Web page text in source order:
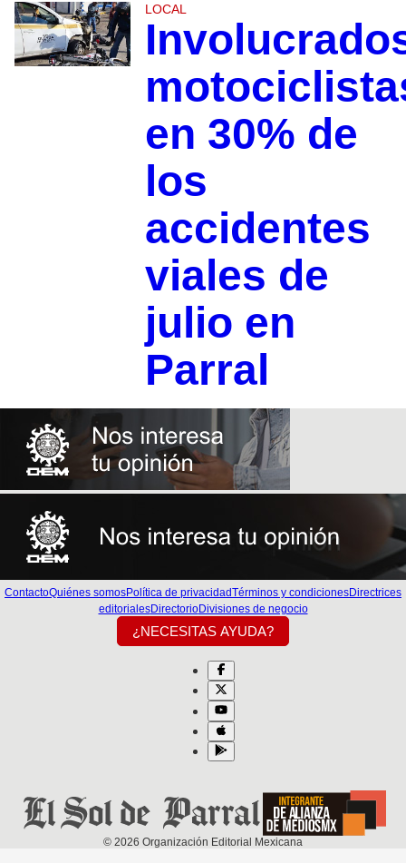
LOCAL
en 30% de
los
accidentes
viales de
julio en
Parral
ContactoQuiénes somosPolítica de privacidadTérminos y condicionesDirectrices
editorialesDirectorioDivisiones de negocio
¿NECESITAS AYUDA?
© 2026 Organización Editorial Mexicana